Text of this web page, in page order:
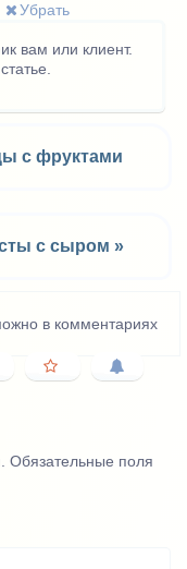
Убрать
вам или клиент.
с фруктами
с сыром »
в комментариях
Обязательные поля